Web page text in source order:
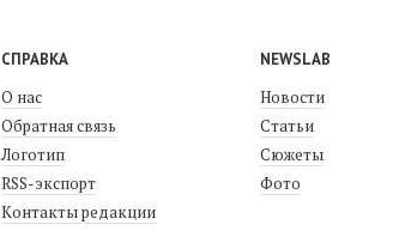
СПРАВКА
О нас
Обратная связь
Логотип
RSS-экспорт
Контакты редакции
NEWSLAB
Новости
Статьи
Сюжеты
Фото